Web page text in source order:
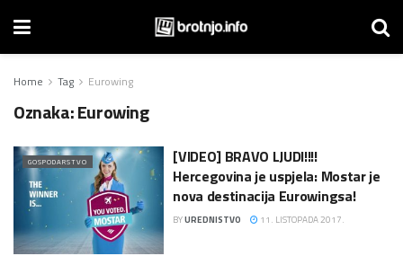
Home Tag Eurowing
Oznaka:Eurowing
GOSPODARSTVO
[VIDEO] BRAVO LJUDI!!!!
Hercegovina je uspjela: Mostar je
nova destinacija Eurowingsa!
BYUREDNISTVO 11. LISTOPADA 2017.